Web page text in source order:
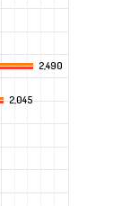
2,490
2,490
2,045
2,045